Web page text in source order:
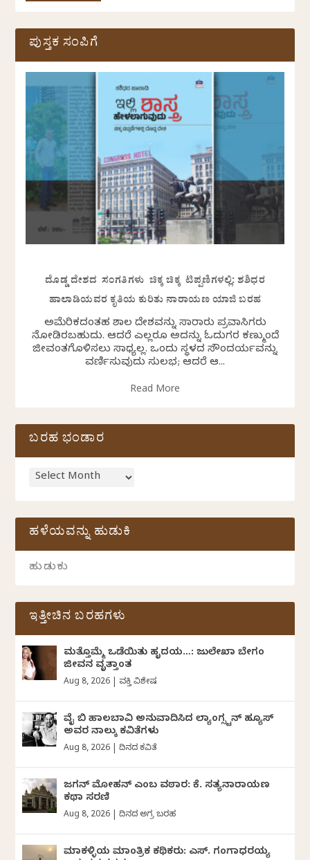
ಪುಸ್ತಕ ಸಂಪಿಗೆ
ದೊಡ್ಡ ದೇಶದ ಸಂಗತಿಗಳು ಚಿಕ್ಕ ಚಿಕ್ಕ ಟಿಪ್ಪಣಿಗಳಲ್ಲಿ: ಶಶಿಧರ
ಹಾಲಾಡಿಯವರ ಕೃತಿಯ ಕುರಿತು ನಾರಾಯಣ ಯಾಜಿ ಬರಹ
ಅಮೆರಿಕದಂತಹ ವಿಶಾಲ ದೇಶವನ್ನು ಸಾವಿರಾರು ಪ್ರವಾಸಿಗರು
ನೋಡಿರಬಹುದು. ಆದರೆ ಎಲ್ಲರೂ ಅದನ್ನು ಓದುಗರ ಕಣ್ಮುಂದೆ
ಜೀವಂತಗೊಳಿಸಲು ಸಾಧ್ಯವಿಲ್ಲ. ಒಂದು ಸ್ಥಳದ ಸೌಂದರ್ಯವನ್ನು
ವರ್ಣಿಸುವುದು ಸುಲಭ; ಆದರೆ ಆ...
Read More
ಬರಹ ಭಂಡಾರ
ಹಳೆಯವನ್ನು ಹುಡುಕಿ
ಇತ್ತೀಚಿನ ಬರಹಗಳು
ಮತ್ತೊಮ್ಮೆ ಒಡೆಯಿತು ಹೃದಯ…: ಜುಲೇಖಾ ಬೇಗಂ
ಜೀವನ ವೃತ್ತಾಂತ
Aug 8, 2026 ವ್ಯಕ್ತಿ ವಿಶೇಷ
ವೈ ಬಿ ಹಾಲಬಾವಿ ಅನುವಾದಿಸಿದ ಲ್ಯಾಂಗ್ಸ್ಟನ್ ಹ್ಯೂಸ್
ಅವರ ನಾಲ್ಕು ಕವಿತೆಗಳು
Aug 8, 2026 |ದಿನದ ಕವಿತೆ
ಜಗನ್‌ ಮೋಹನ್‌ ಎಂಬ ವಠಾರ: ಕೆ. ಸತ್ಯನಾರಾಯಣ
ಕಥಾ ಸರಣಿ
Aug 8, 2026 |ದಿನದ ಅಗ್ರ ಬರಹ
ಮಾಕಳ್ಳಿಯ ಮಾಂತ್ರಿಕ ಕಥಿಕರು: ಎಸ್. ಗಂಗಾಧರಯ್ಯ